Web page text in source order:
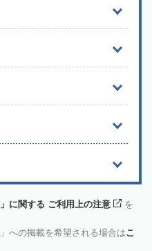
に関する ご利用上の注意
を
への掲載を希望される場合はこ